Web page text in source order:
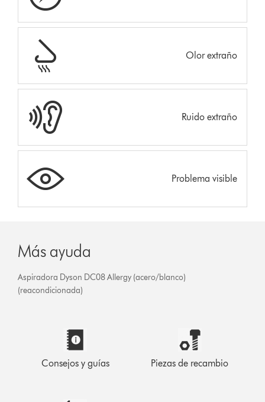
Olor extraño
Ruido extraño
Problema visible
Más ayuda
Aspiradora Dyson DC08 Allergy (acero/blanco)
(reacondicionada)
Consejos y guías Piezas de recambio